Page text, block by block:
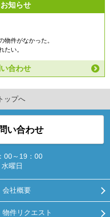
知らせ
物件がなかった。
たい。
合わせ
ップへ
い合わせ
00～19：00
水曜日
会社概要
物件リクエスト